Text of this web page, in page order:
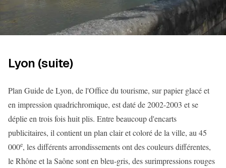
Lyon (suite)
Plan Guide de Lyon, de l'Office du tourisme, sur papier glacé et
en impression quadrichromique, est daté de 2002-2003 et se
déplie en trois fois huit plis. Entre beaucoup d'encarts
publicitaires, il contient un plan clair et coloré de la ville, au 45
000e, les différents arrondissements ont des couleurs différentes,
le Rhône et la Saône sont en bleu-gris, des surimpressions rouges